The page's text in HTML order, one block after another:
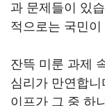
과 문제들이 있
적으로는 국민
잔뜩 미룬 과제
심리가 만연합
이프가 그 중 하